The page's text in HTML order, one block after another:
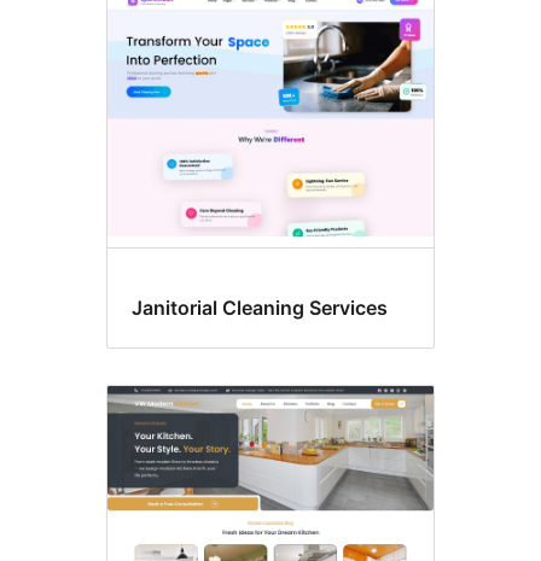
Janitorial Cleaning Services